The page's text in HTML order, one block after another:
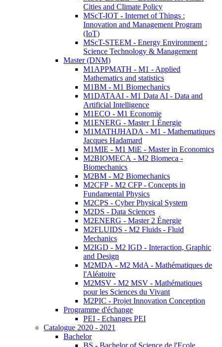
Cities and Climate Policy
MScT-IOT - Internet of Things :
Innovation and Management Program
(IoT)
MScT-STEEM - Energy Environment :
Science Technology & Management
Master (DNM)
M1APPMATH - M1 - Applied
Mathematics and statistics
M1BM - M1 Biomechanics
M1DATAAI - M1 Data AI - Data and
Artificial Intelligence
M1ECO - M1 Economie
M1ENERG - Master 1 Énergie
M1MATHJHADA - M1 - Mathematiques
Jacques Hadamard
M1MIE - M1 MiE - Master in Economics
M2BIOMECA - M2 Biomeca -
Biomechanics
M2BM - M2 Biomechanics
M2CFP - M2 CFP - Concepts in
Fundamental Physics
M2CPS - Cyber Physical System
M2DS - Data Sciences
M2ENERG - Master 2 Énergie
M2FLUIDS - M2 Fluids - Fluid
Mechanics
M2IGD - M2 IGD - Interaction, Graphic
and Design
M2MDA - M2 MdA - Mathématiques de
l'Aléatoire
M2MSV - M2 MSV - Mathématiques
pour les Sciences du Vivant
M2PIC - Projet Innovation Conception
Programme d'échange
PEI - Echanges PEI
Catalogue 2020 - 2021
Bachelor
BS - Bachelor of Science de l'Ecole